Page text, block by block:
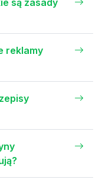
są zasady
reklamy